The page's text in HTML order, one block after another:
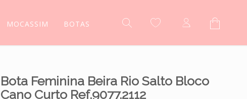
MOCASSIM BOTAS
Bota Feminina Beira Rio Salto Bloco
Cano Curto Ref.9077.2112